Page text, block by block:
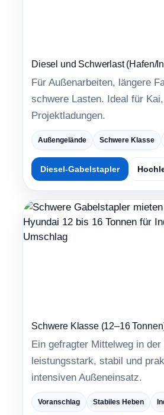
Diesel und Schwerlast (Hafen/
Für Außenarbeiten, längere
schwere Lasten. Ideal für
Projektladungen.
Außengelände Schwere Klasse
Diesel-Gabelstapler
Schwere Klasse (12–16
Ein gefragter Mittelweg in
leistungsstark, stabil und
intensiven Außeneinsatz.
Voranschlag Stabiles Heben